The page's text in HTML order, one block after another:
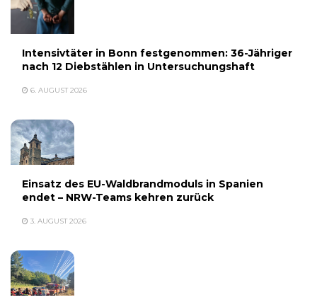
Intensivtäter in Bonn festgenommen: 36-Jähriger
nach 12 Diebstählen in Untersuchungshaft
6. AUGUST 2026
Einsatz des EU-Waldbrandmoduls in Spanien
endet – NRW-Teams kehren zurück
3. AUGUST 2026